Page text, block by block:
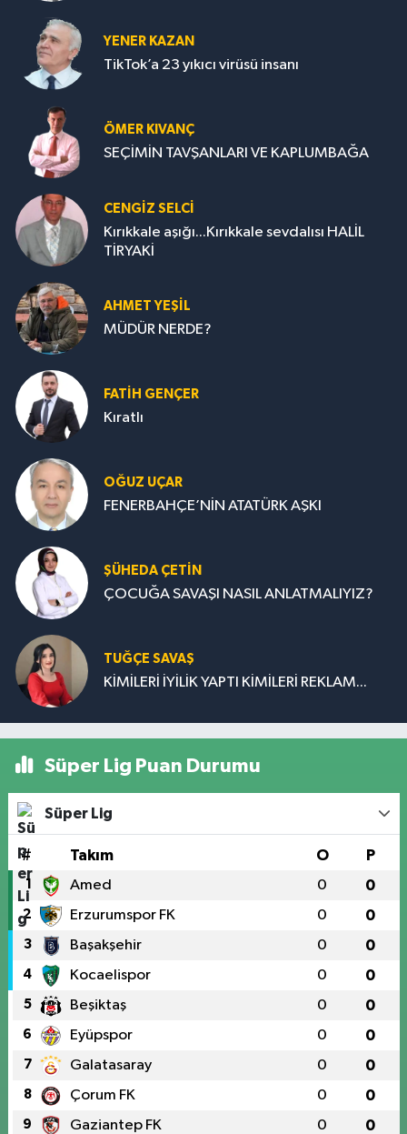
YENER KAZAN
TikTok’a 23 yıkıcı virüsü insanı
ÖMER KIVANÇ
SEÇİMİN TAVŞANLARI VE KAPLUMBAĞA
CENGİZ SELCİ
Kırıkkale aşığı...Kırıkkale sevdalısı HALİL
TİRYAKİ
AHMET YEŞİL
MÜDÜR NERDE?
FATIH GENÇER
Kıratlı
OĞUZ UÇAR
FENERBAHÇE’NİN ATATÜRK AŞKI
ŞÜHEDA ÇETİN
ÇOCUĞA SAVAŞI NASIL ANLATMALIYIZ?
TUĞÇE SAVAŞ
KİMİLERİ İYİLİK YAPTI KİMİLERİ REKLAM...
Süper Lig Puan Durumu
Süper Lig
# Takım O P
1 Amed 0 0
2 Erzurumspor FK 0 0
3 Başakşehir 0 0
4 Kocaelispor 0 0
5 Beşiktaş 0 0
6 Eyüpspor 0 0
7 Galatasaray 0 0
8 Çorum FK 0 0
9 Gaziantep FK 0 0